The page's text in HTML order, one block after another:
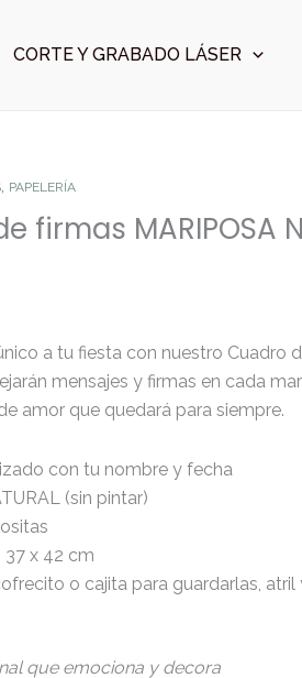
CORTE Y GRABADO LÁSER
, PAPELERÍA
firmas MARIPOSA
a tu fiesta con nuestro Cuadro
mensajes y firmas en cada
amor que quedará para siempre.
con tu nombre y fecha
(sin pintar)
37 x 42 cm
o cajita para guardarlas, atril
que emociona y decora